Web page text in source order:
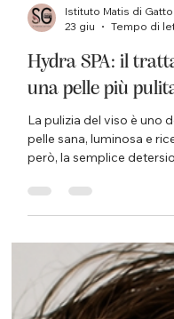
23 giu
una pelle più
La pulizia del viso è uno
pelle sana, luminosa e